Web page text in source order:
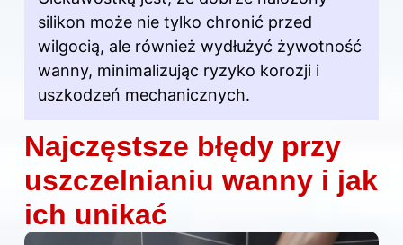
silikon może nie tylko chronić przed
wilgocią, ale również wydłużyć żywotność
wanny, minimalizując ryzyko korozji i
uszkodzeń mechanicznych.
Najczęstsze błędy przy
uszczelnianiu wanny i jak
ich unikać